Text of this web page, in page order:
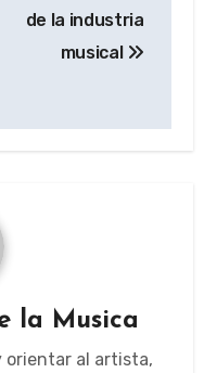
de la industria
musical
la Musica
orientar al artista,